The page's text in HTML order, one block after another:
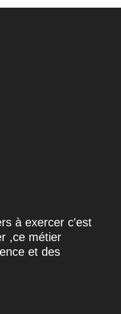
à exercer c'est
,ce métier
et des